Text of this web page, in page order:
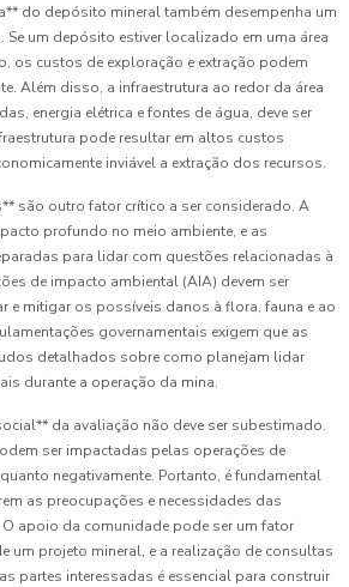
do depósito mineral também desempenha um
Se um depósito estiver localizado em uma área
os custos de exploração e extração podem
Além disso, a infraestrutura ao redor da área
energia elétrica e fontes de água, deve ser
pode resultar em altos custos
inviável a extração dos recursos.
são outro fator crítico a ser considerado. A
profundo no meio ambiente, e as
para lidar com questões relacionadas à
de impacto ambiental (AIA) devem ser
e mitigar os possíveis danos à flora, fauna e ao
governamentais exigem que as
detalhados sobre como planejam lidar
durante a operação da mina.
da avaliação não deve ser subestimado.
ser impactadas pelas operações de
negativamente. Portanto, é fundamental
as preocupações e necessidades das
apoio da comunidade pode ser um fator
um projeto mineral, e a realização de consultas
partes interessadas é essencial para construir